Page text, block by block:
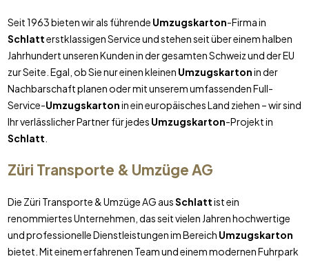
Seit 1963 bieten wir als führende Umzugskarton-Firma in
Schlatterstklassigen Service und stehen seit über einem halben
Jahrhundert unseren Kunden in der gesamten Schweiz und der EU
zur Seite. Egal, ob Sie nur einen kleinen Umzugskartonin der
Nachbarschaft planen oder mit unserem umfassenden Full-
Service-Umzugskartonin ein europäisches Land ziehen – wir sind
Ihr verlässlicher Partner für jedes Umzugskarton-Projekt in
Schlatt
Züri Transporte & Umzüge AG
Die Züri Transporte & Umzüge AG ausSchlattist ein
renommiertes Unternehmen, das seit vielen Jahren hochwertige
und professionelle Dienstleistungen im Bereich Umzugskarton
bietet. Mit einem erfahrenen Team und einem modernen Fuhrpark